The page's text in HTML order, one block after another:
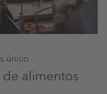
único
alimentos